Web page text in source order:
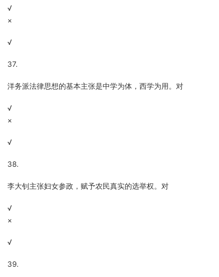
√
×
√
37.
洋务派法律思想的基本主张是中学为体，西学为用。对
√
×
√
38.
李大钊主张妇女参政，赋予农民真实的选举权。对
√
×
√
39.